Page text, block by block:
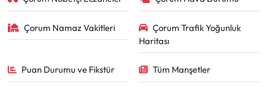
Çorum Namaz Vakitleri
Çorum Trafik Yoğunluk
Haritası
Puan Durumu ve Fikstür Tüm Manşetler